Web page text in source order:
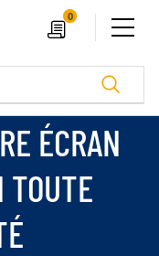
0
Devis Ouvrir le menu
ÉCRAN